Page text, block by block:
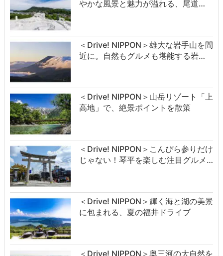
やかな風景と魅力が溢れる、尾道…
＜Drive! NIPPON＞雄大な岩手山を間
近に。自然もグルメも堪能する岩…
＜Drive! NIPPON＞山岳リゾート「上
高地」で、絶景ポイントを散策
＜Drive! NIPPON＞こんぴら参りだけ
じゃない！琴平を楽しむ注目グルメ…
＜Drive! NIPPON＞輝く海と湖の美景
に包まれる、夏の福井ドライブ
＜Drive! NIPPON＞奥三河の大自然を